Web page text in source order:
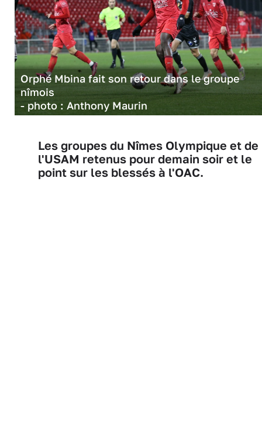
Orphé Mbina fait son retour dans le groupe
nîmois
- photo : Anthony Maurin
Les groupes du Nîmes Olympique et de
l'USAM retenus pour demain soir et le
point sur les blessés à l'OAC.